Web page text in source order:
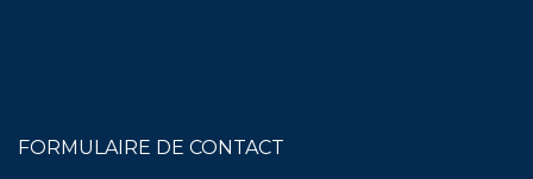
FORMULAIRE DE CONTACT